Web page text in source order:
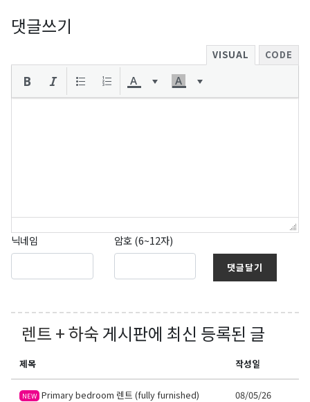
댓글쓰기
VISUAL CODE
닉네임 암호 (6~12자)
댓글달기
렌트 + 하숙 게시판에 최신 등록된 글
제목 작성일
NEW Primary bedroom 렌트 (fully furnished) 08/05/26